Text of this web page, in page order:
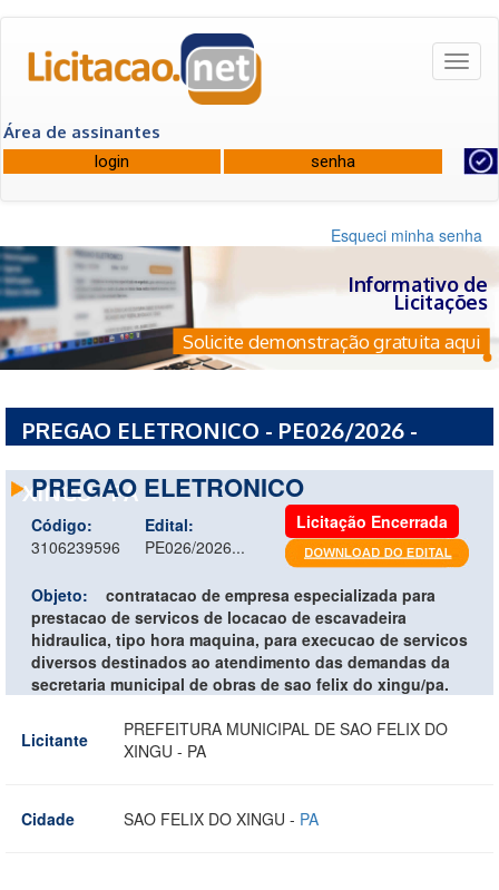
Área de assinantes
Esqueci minha senha
Informativo de
Licitações
Solicite demonstração gratuita aqui
PREGAO ELETRONICO - PE026/2026 -
XINGU - PA
PREGAO ELETRONICO
Código:
3106239596
Edital:
PE026/2026...
Licitação Encerrada
Objeto:
contratacao de empresa especializada para
prestacao de servicos de locacao de escavadeira
hidraulica, tipo hora maquina, para execucao de servicos
diversos destinados ao atendimento das demandas da
secretaria municipal de obras de sao felix do xingu/pa.
Licitante
PREFEITURA MUNICIPAL DE SAO FELIX DO
XINGU - PA
Cidade SAO FELIX DO XINGU - PA